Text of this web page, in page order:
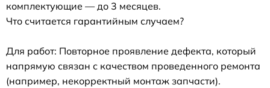
комплектующие — до 3 месяцев.
Что считается гарантийным случаем?
Для работ: Повторное проявление дефекта, который
напрямую связан с качеством проведенного ремонта
(например, некорректный монтаж запчасти).